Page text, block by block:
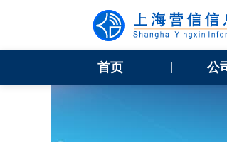
首页 公